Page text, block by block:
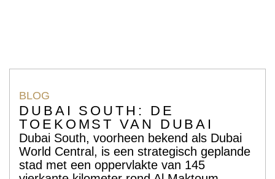
BLOG
DUBAI SOUTH: DE
TOEKOMST VAN DUBAI
Dubai South, voorheen bekend als Dubai
World Central, is een strategisch geplande
stad met een oppervlakte van 145